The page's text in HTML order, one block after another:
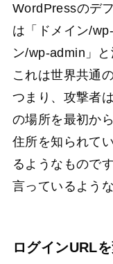
WordPressのデ
は「ドメイン/
ン/wp-admin」と
これは世界共通
つまり、攻撃者
の場所を最初か
住所を知られて
るようなもので
言っているよう
ログインURL